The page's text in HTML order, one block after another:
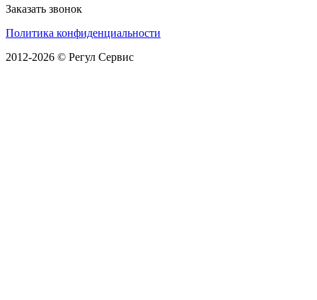
Заказать звонок
Политика конфиденциальности
2012-2026 © Регул Сервис